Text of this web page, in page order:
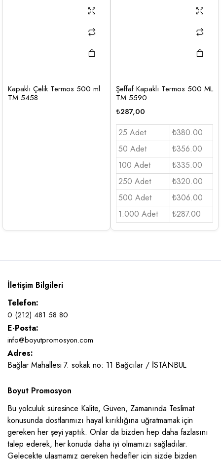
Kapaklı Çelik Termos 500 ml
TM 5458
Şeffaf Kapaklı Termos 500 ML
TM 5590
₺287,00
25 Adet
₺380.00
50 Adet
₺356.00
100 Adet
₺335.00
250 Adet
₺320.00
500 Adet
₺306.00
1.000 Adet
₺287.00
İletişim Bilgileri
Telefon:
0 (212) 481 58 80
E-Posta:
info@boyutpromosyon.com
Adres:
Bağlar Mahallesi 7. sokak no: 11 Bağcılar / İSTANBUL
Boyut Promosyon
Bu yolculuk süresince Kalite, Güven, Zamanında Teslimat
konusunda dostlarımızı hayal kırıklığına uğratmamak için
gereken her şeyi yaptık. Onlar da bizden hep daha fazlasını
talep ederek, her konuda daha iyi olmamızı sağladılar.
Gelecekte ulaşmamız gereken hedefler için sizde bizden